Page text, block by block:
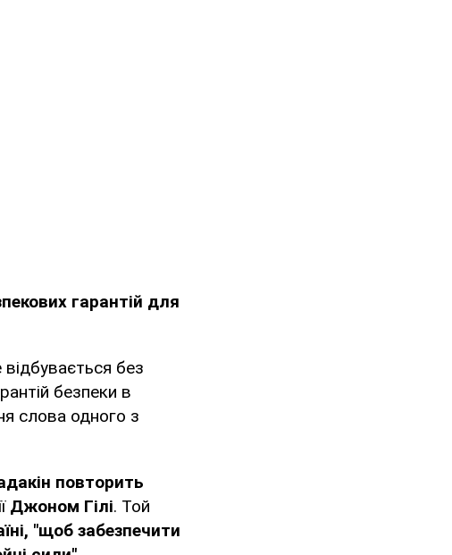
гарантій для
без
безпеки в
слова одного з
повторить
Джоном Гілі. Той
"щоб забезпечити